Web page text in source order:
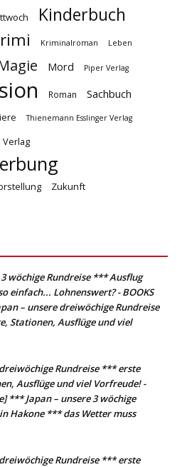
Kinderbuch
Kriminalroman Leben
Mord Piper Verlag
Roman Sachbuch
Thienemann Esslinger Verlag
Zukunft
wöchige Rundreise *** Ausflug
einfach... Lohnenswert? - BOOKS
– unsere dreiwöchige Rundreise
Stationen, Ausflüge und viel
Rundreise *** erste
Ausflüge und viel Vorfreude! -
*** Japan – unsere 3 wöchige
Hakone *** das Wetter muss
Rundreise *** erste